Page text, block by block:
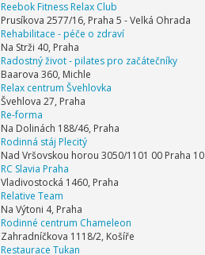
Reebok Fitness Relax Club
Prusíkova 2577/16, Praha 5 - Velká Ohrada
Rehabilitace - péče o zdraví
Na Strži 40, Praha
Radostný život - pilates pro začátečníky
Baarova 360, Michle
Relax centrum Švehlovka
Švehlova 27, Praha
Re-forma
Na Dolinách 188/46, Praha
Rodinná stáj Plecitý
Nad Vršovskou horou 3050/1101 00 Praha 10
RC Slavia Praha
Vladivostocká 1460, Praha
Relative Team
Na Výtoni 4, Praha
Rodinné centrum Chameleon
Zahradníčkova 1118/2, Košíře
Restaurace Tukan